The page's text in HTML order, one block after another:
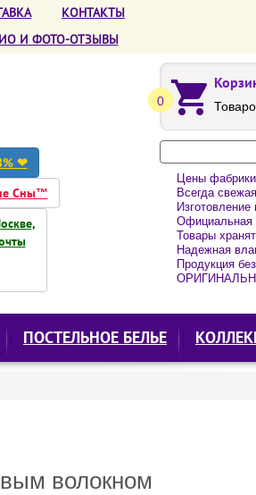
КОНТАКТЫ
И ФОТО-ОТЗЫВЫ
❤
Сны™
0
Цены
Всегда
Официальная
Товары
Надежная
Продукция
ПОСТЕЛЬНОЕ БЕЛЬЕ
волокном